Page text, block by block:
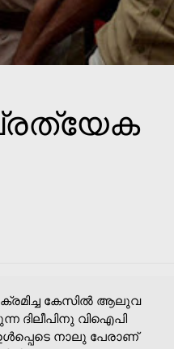
കേസില്‍ ആലുവ
ദിലീപിനു വിഐപി
നാലു പേരാണ്